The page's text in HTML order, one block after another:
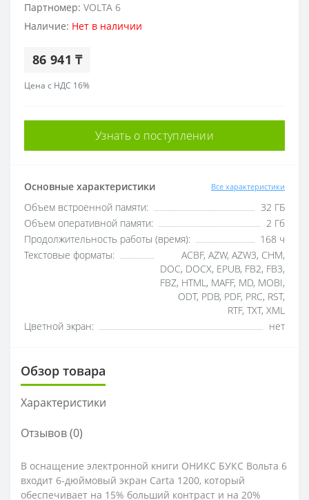
Партномер: VOLTA 6
Наличие: Нет в наличии
86 941 ₸
Цена с НДС 16%
Узнать о поступлении
Основные характеристики Все характеристики
Объем встроенной памяти:
32 ГБ
Объем оперативной памяти:
2 Гб
Продолжительность работы (время):
168 ч
Текстовые форматы:
ACBF, AZW, AZW3, CHM,
DOC, DOCX, EPUB, FB2, FB3,
FBZ, HTML, MAFF, MD, MOBI,
ODT, PDB, PDF, PRC, RST,
RTF, TXT, XML
Цветной экран:
нет
Обзор товара
Характеристики
Отзывов (0)
В оснащение электронной книги ОНИКС БУКС Вольта 6
входит 6-дюймовый экран Carta 1200, который
обеспечивает на 15% больший контраст и на 20%